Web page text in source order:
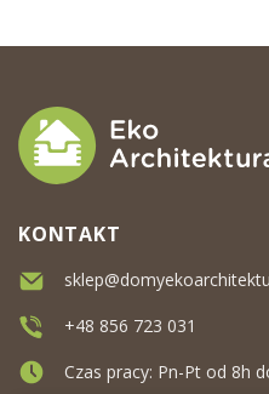
KONTAKT
+48 856 723 031
Czas pracy: Pn-Pt od 8h